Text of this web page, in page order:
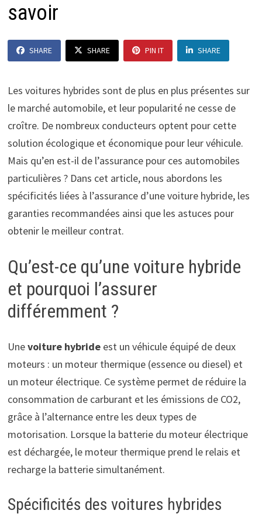
savoir
SHARE SHARE PIN IT SHARE
Les voitures hybrides sont de plus en plus présentes sur
le marché automobile, et leur popularité ne cesse de
croître. De nombreux conducteurs optent pour cette
solution écologique et économique pour leur véhicule.
Mais qu’en est-il de l’assurance pour ces automobiles
particulières ? Dans cet article, nous abordons les
spécificités liées à l’assurance d’une voiture hybride, les
garanties recommandées ainsi que les astuces pour
obtenir le meilleur contrat.
Qu’est-ce qu’une voiture hybride
et pourquoi l’assurer
différemment ?
Unevoiture hybrideest un véhicule équipé de deux
moteurs : un moteur thermique (essence ou diesel) et
un moteur électrique. Ce système permet de réduire la
consommation de carburant et les émissions de CO2,
grâce à l’alternance entre les deux types de
motorisation. Lorsque la batterie du moteur électrique
est déchargée, le moteur thermique prend le relais et
recharge la batterie simultanément.
Spécificités des voitures hybrides